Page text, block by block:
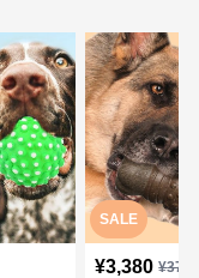
SALE
¥3,380 ¥